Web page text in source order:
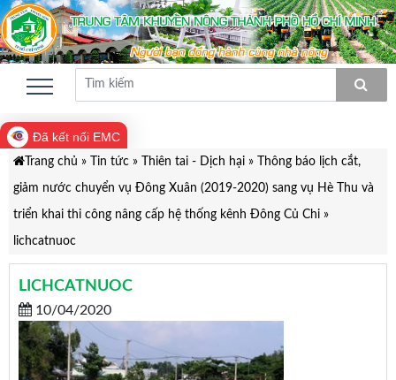
Đã kết nối EMC
Trang chủ » Tin tức» Thiên tai - Dịch hại»
Thông báo lịch cắt,
giảm nước chuyển vụ Đông Xuân (2019-2020) sang vụ Hè Thu và
triển khai thi công nâng cấp hệ thống kênh Đông Củ Chi»
lichcatnuoc
LICHCATNUOC
10/04/2020